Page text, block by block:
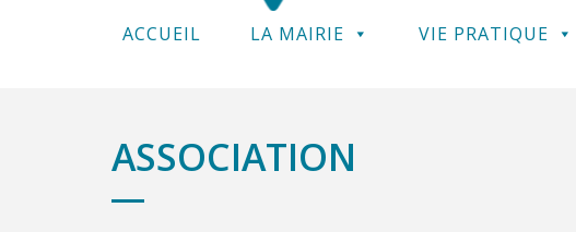
ACCUEIL LA MAIRIE VIE PRATIQUE
ASSOCIATION